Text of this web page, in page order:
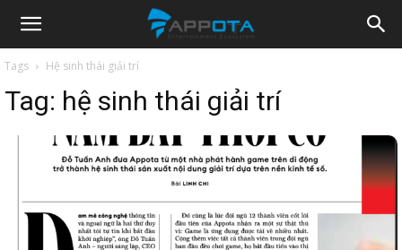
Appota
News
Tags Hệ sinh thái giải trí
Tag: hệ sinh thái giải trí